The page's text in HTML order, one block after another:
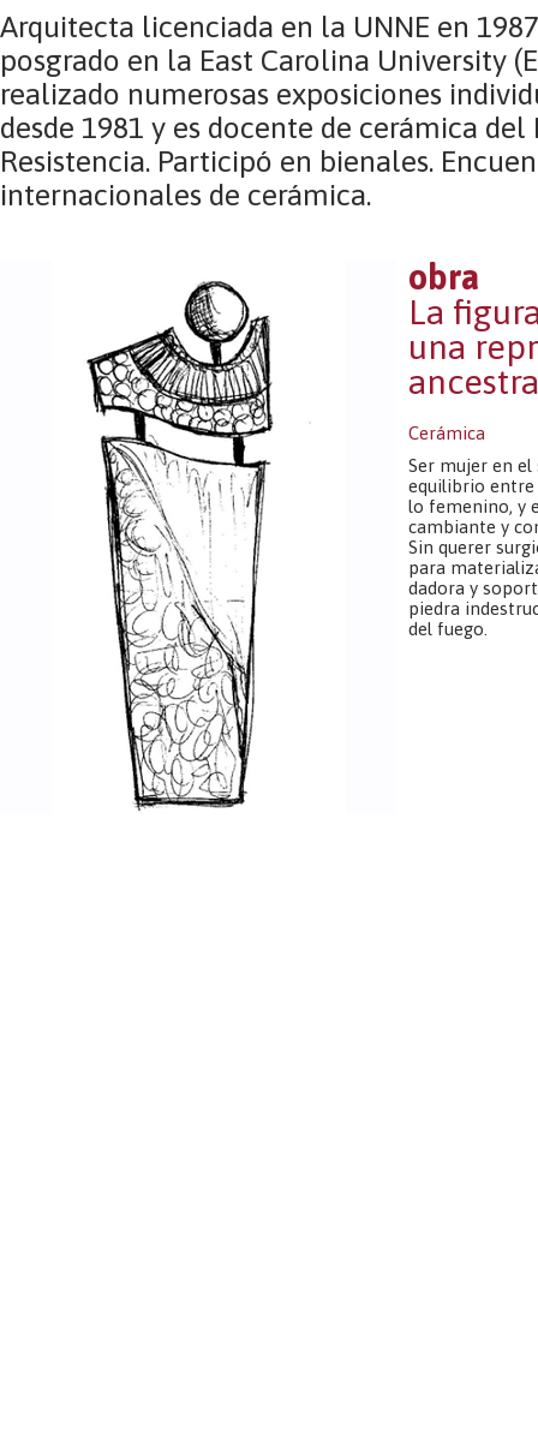
Arquitecta licenciada en la UNNE en
posgrado en la East Carolina University
realizado numerosas exposiciones
desde 1981 y es docente de cerámica del
Resistencia. Participó en bienales.
internacionales de cerámica.
obra
La
una
Cerámica
Ser mujer en
equilibrio
lo femenino, y
cambiante y
Sin querer
para
dadora y
piedra
del fuego.